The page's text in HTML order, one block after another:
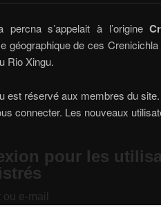
percna s’appelait à l’origine
géographique de ces
Rio Xingu.
est réservé aux membres du
connecter. Les nouveaux
pour les
ou e-mail